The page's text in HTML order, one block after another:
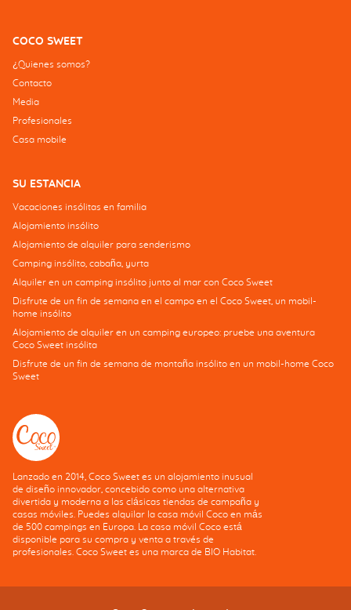
COCO SWEET
¿Quienes somos?
Contacto
Media
Profesionales
Casa mobile
SU ESTANCIA
Vacaciones insólitas en familia
Alojamiento insólito
Alojamiento de alquiler para senderismo
Camping insólito, cabaña, yurta
Alquiler en un camping insólito junto al mar con Coco Sweet
Disfrute de un fin de semana en el campo en el Coco Sweet, un mobil-
home insólito
Alojamiento de alquiler en un camping europeo: pruebe una aventura
Coco Sweet insólita
Disfrute de un fin de semana de montaña insólito en un mobil-home Coco
Sweet
Lanzado en 2014, Coco Sweet es un alojamiento inusual
de diseño innovador, concebido como una alternativa
divertida y moderna a las clásicas tiendas de campaña y
casas móviles. Puedes alquilar la casa móvil Coco en más
de 500 campings en Europa. La casa móvil Coco está
disponible para su compra y venta a través de
profesionales. Coco Sweet es una marca de BIO Habitat.